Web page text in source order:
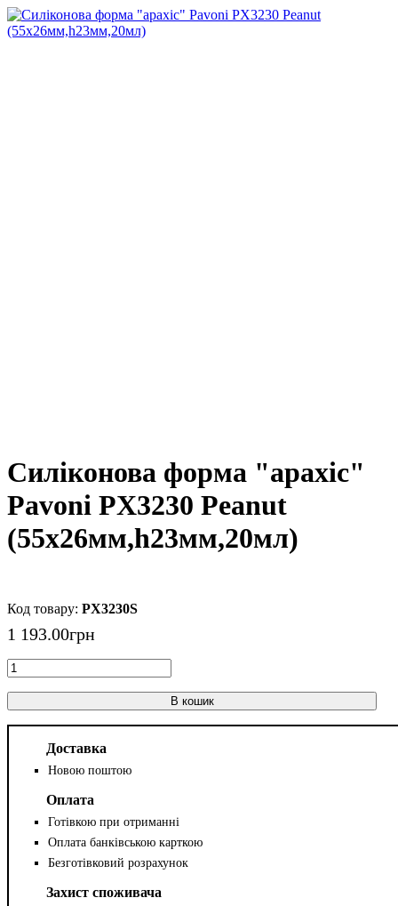
Силіконова форма "арахіс"
Pavoni PX3230 Peanut
(55x26мм,h23мм,20мл)
PX3230S
1 193.00грн
В кошик
Доставка
Новою поштою
Оплата
Готівкою при отриманні
Оплата банківською карткою
Безготівковий розрахунок
Захист споживача